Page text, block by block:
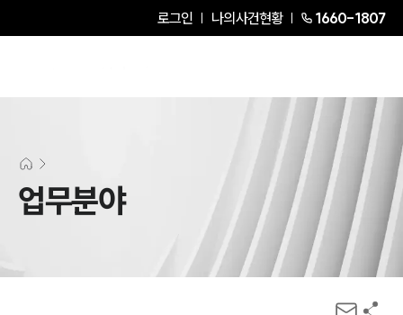
로그인 나의사건현황 1660-1807
업무분야